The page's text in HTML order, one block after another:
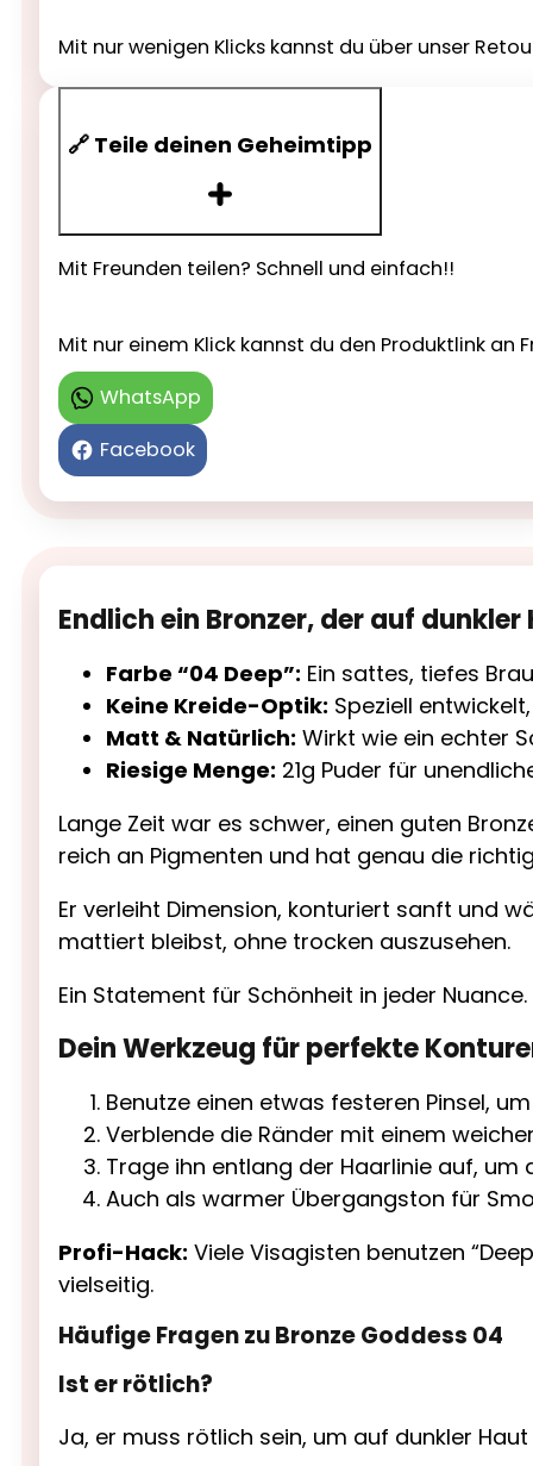
Mit nur wenigen Klicks kannst du über unser
🔗 Teile deinen Geheimtipp
Mit Freunden teilen? Schnell und einfach!!
Mit nur einem Klick kannst du den Produktlink an
WhatsApp
Facebook
Endlich ein Bronzer, der auf
Farbe “04 Deep”: Ein sattes, tiefes
Keine Kreide-Optik: Speziell
Matt & Natürlich: Wirkt wie ein echter
Riesige Menge: 21g Puder für
Lange Zeit war es schwer, einen guten
reich an Pigmenten und hat genau die
Er verleiht Dimension, konturiert sanft und
mattiert bleibst, ohne trocken auszusehen.
Ein Statement für Schönheit in jeder Nuance.
Dein Werkzeug für perfekte
Benutze einen etwas festeren Pinsel,
Verblende die Ränder mit einem
Trage ihn entlang der Haarlinie auf, um
Auch als warmer Übergangston für
Profi-Hack: Viele Visagisten benutzen
vielseitig.
Häufige Fragen zu Bronze Goddess 04
Ist er rötlich?
Ja, er muss rötlich sein, um auf dunkler